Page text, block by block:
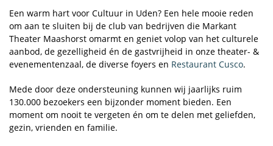
Een warm hart voor Cultuur in Uden? Een hele mooie reden
om aan te sluiten bij de club van bedrijven die Markant
Theater Maashorst omarmt en geniet volop van het culturele
aanbod, de gezelligheid én de gastvrijheid in onze theater- &
evenementenzaal, de diverse foyers en Restaurant Cusco.
Mede door deze ondersteuning kunnen wij jaarlijks ruim
130.000 bezoekers een bijzonder moment bieden. Een
moment om nooit te vergeten én om te delen met geliefden,
gezin, vrienden en familie.